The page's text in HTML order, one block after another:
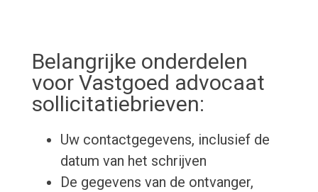
Belangrijke onderdelen
voor Vastgoed advocaat
sollicitatiebrieven:
Uw contactgegevens, inclusief de
datum van het schrijven
De gegevens van de ontvanger,